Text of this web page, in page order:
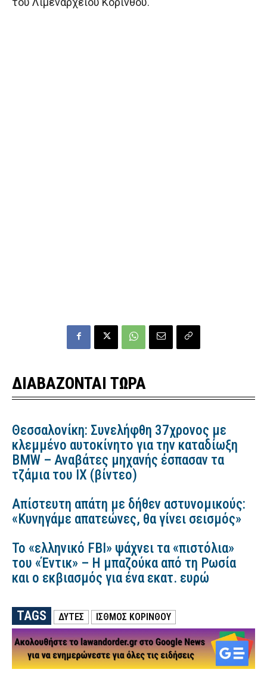
ΔΙΑΒΑΖΟΝΤΑΙ ΤΩΡΑ
Θεσσαλονίκη: Συνελήφθη 37χρονος με
κλεμμένο αυτοκίνητο για την καταδίωξη
BMW – Αναβάτες μηχανής έσπασαν τα
τζάμια του ΙΧ (βίντεο)
Απίστευτη απάτη με δήθεν αστυνομικούς:
«Κυνηγάμε απατεώνες, θα γίνει σεισμός»
Το «ελληνικό FBI» ψάχνει τα «πιστόλια»
του «Έντικ» – Η μπαζούκα από τη Ρωσία
και ο εκβιασμός για ένα εκατ. ευρώ
TAGS ΔΥΤΕΣ ΙΣΘΜΟΣ ΚΟΡΙΝΘΟΥ